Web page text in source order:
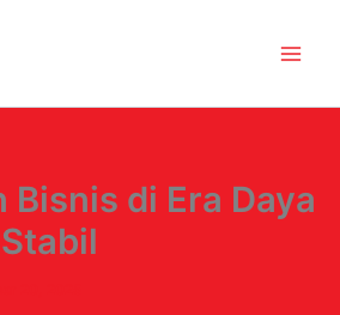
Bisnis di Era Daya